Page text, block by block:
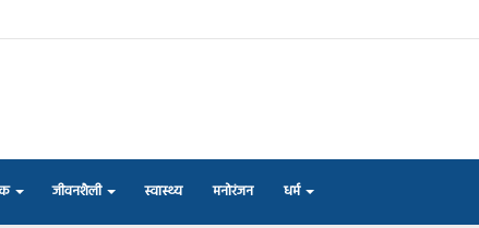
जीवनशैली स्वास्थ्य मनोरंजन धर्म